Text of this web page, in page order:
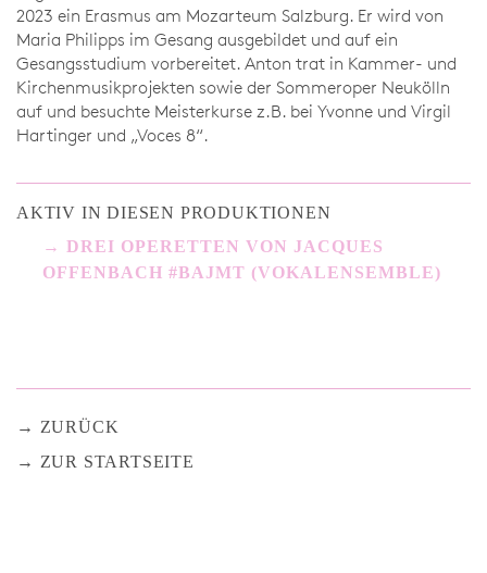
2023 ein Erasmus am Mozarteum Salzburg. Er wird von
Maria Philipps im Gesang ausgebildet und auf ein
Gesangsstudium vorbereitet. Anton trat in Kammer- und
Kirchenmusikprojekten sowie der Sommeroper Neukölln
auf und besuchte Meisterkurse z.B. bei Yvonne und Virgil
Hartinger und „Voces 8“.
AKTIV IN DIESEN PRODUKTIONEN
DREI OPERETTEN VON JACQUES
OFFENBACH #BAJMT (VOKALENSEMBLE)
ZURÜCK
ZUR STARTSEITE